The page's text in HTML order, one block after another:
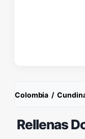
Colombia /
Rellenas